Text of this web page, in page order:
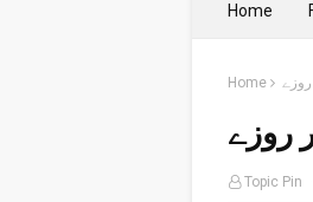
Home
Home
روزے
Topic Pin